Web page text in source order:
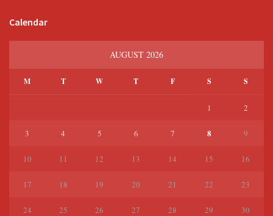
Calendar
AUGUST 2026
M T W T F S S
1 2
3 4 5 6 7 8 9
10 11 12 13 14 15 16
17 18 19 20 21 22 23
24 25 26 27 28 29 30